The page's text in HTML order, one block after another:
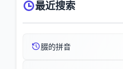
最近搜索
腏的拼音